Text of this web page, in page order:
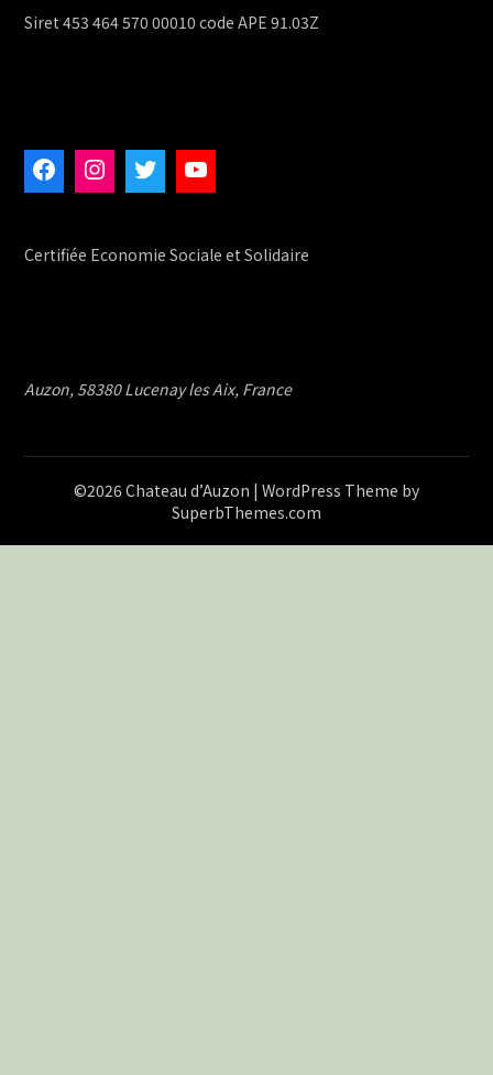
Siret 453 464 570 00010 code APE 91.03Z
FacebookInstagram
Twitter
Certifiée Economie Sociale et Solidaire
Auzon, 58380 Lucenay les Aix, France
©2026 Chateau d’Auzon | WordPress Theme by
SuperbThemes.com